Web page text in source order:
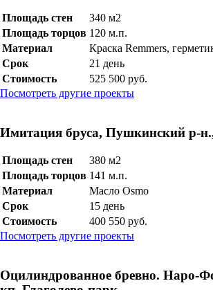
Площадь стен
340 м2
Площадь торцов 120 м.п.
Материал
Краска Remmers,
Срок
21 день
Стоимость
525 500 руб.
Посмотреть другие проекты
Имитация бруса, Пушкинский р-
Площадь стен
380 м2
Площадь торцов 141 м.п.
Материал
Масло Osmo
Срок
15 день
Стоимость
400 550 руб.
Посмотреть другие проекты
Оцилиндрованное бревно. Наро-